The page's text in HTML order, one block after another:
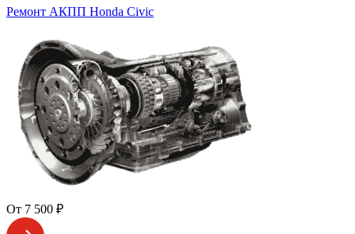
Ремонт АКПП Honda Civic
От 7 500 ₽